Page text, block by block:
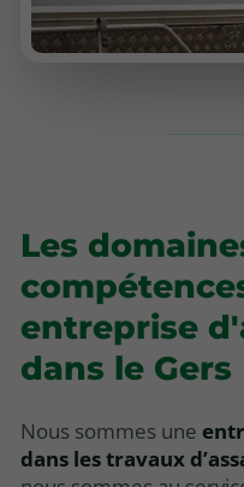
Les
entreprise
dans le Gers
Nous sommes une
dans les travaux